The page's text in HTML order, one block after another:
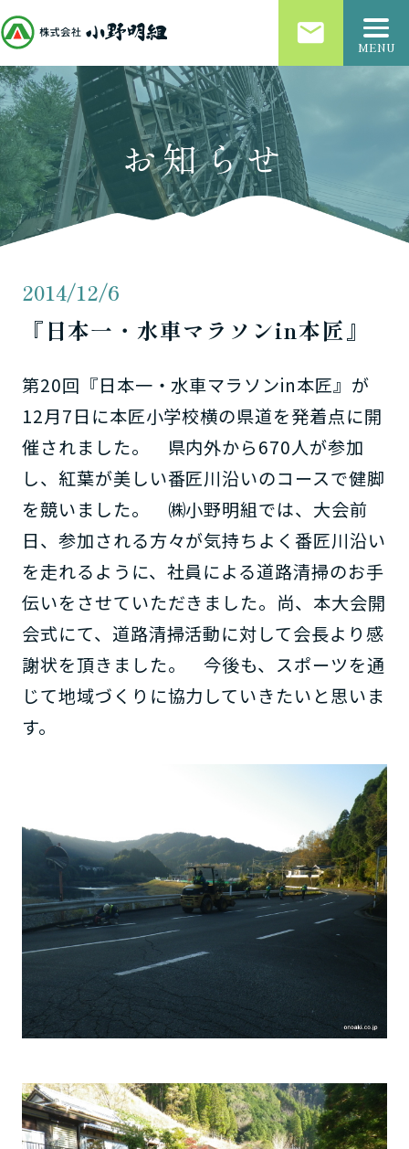
email MENU
お知らせ
2014/12/6
『日本一・水車マラソンin本匠』
第20回『日本一・水車マラソンin本匠』が
12月7日に本匠小学校横の県道を発着点に開
催されました。 県内外から670人が参加
し、紅葉が美しい番匠川沿いのコースで健脚
を競いました。 ㈱小野明組では、大会前
日、参加される方々が気持ちよく番匠川沿い
を走れるように、社員による道路清掃のお手
伝いをさせていただきました。尚、本大会開
会式にて、道路清掃活動に対して会長より感
謝状を頂きました。 今後も、スポーツを通
じて地域づくりに協力していきたいと思いま
す。